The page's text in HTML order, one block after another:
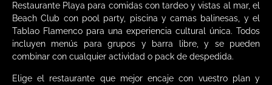
Restaurante Playa para comidas con tardeo y vistas al mar, el
Beach Club con pool party, piscina y camas balinesas, y el
Tablao Flamenco para una experiencia cultural única. Todos
incluyen menús para grupos y barra libre, y se pueden
combinar con cualquier actividad o pack de despedida.
Elige el restaurante que mejor encaje con vuestro plan y